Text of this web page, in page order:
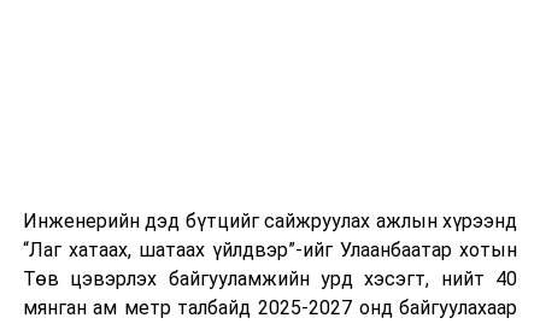
өдөр тутмын ажлын бэлэн байдлыг хангах зэрэг
практик ур чадварыг сургалтын хөтөлбөрт тусгажээ.
Сургалтыг танилцуулах лекц, асуулт-хариулт,
Инженерийн дэд бүтцийг сайжруулах ажлын хүрээнд
“Лаг хатаах, шатаах үйлдвэр”-ийг Улаанбаатар хотын
Төв цэвэрлэх байгууламжийн урд хэсэгт, нийт 40
мянган ам метр талбайд 2025-2027 онд байгуулахаар